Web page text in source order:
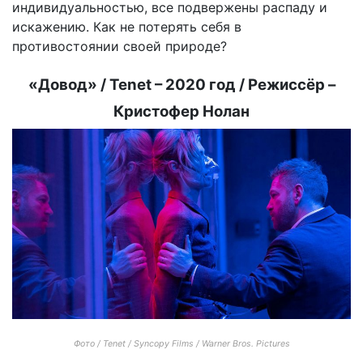
индивидуальностью, все подвержены распаду и
искажению. Как не потерять себя в
противостоянии своей природе?
«Довод» / Tenet – 2020 год / Режиссёр –
Кристофер Нолан
Фото / Tenet / Syncopy Films / Warner Bros. Pictures